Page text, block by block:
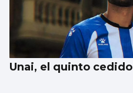
Unai, el quinto cedido